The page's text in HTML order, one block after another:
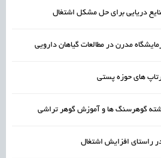
دریایی برای حل مشکل اشتغال
مدرن در مطالعات گیاهان دارویی
های حوزه پستی
رشته گوهرسنگ‌ ها و آموزش گوهر تراشی
راستای افزایش اشتغال